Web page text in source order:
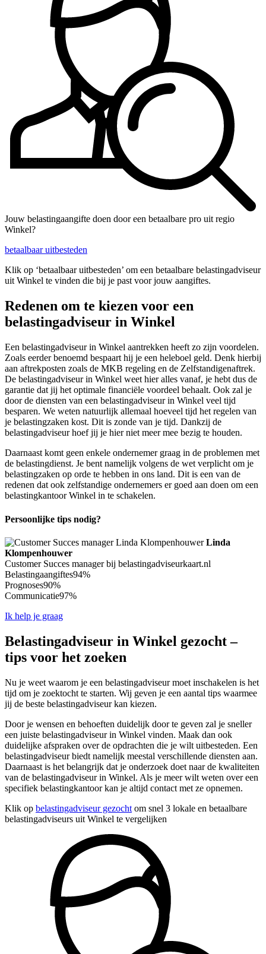
Jouw belastingaangifte doen door een betaalbare pro uit regio
Winkel?
betaalbaar uitbesteden
Klik op ‘betaalbaar uitbesteden’ om een betaalbare belastingadviseur
uit Winkel te vinden die bij je past voor jouw aangiftes.
Redenen om te kiezen voor een
belastingadviseur in Winkel
Een belastingadviseur in Winkel aantrekken heeft zo zijn voordelen.
Zoals eerder benoemd bespaart hij je een heleboel geld. Denk hierbij
aan aftrekposten zoals de MKB regeling en de Zelfstandigenaftrek.
De belastingadviseur in Winkel weet hier alles vanaf, je hebt dus de
garantie dat jij het optimale financiële voordeel behaalt. Ook zal je
door de diensten van een belastingadviseur in Winkel veel tijd
besparen. We weten natuurlijk allemaal hoeveel tijd het regelen van
je belastingzaken kost. Dit is zonde van je tijd. Dankzij de
belastingadviseur hoef jij je hier niet meer mee bezig te houden.
Daarnaast komt geen enkele ondernemer graag in de problemen met
de belastingdienst. Je bent namelijk volgens de wet verplicht om je
belastingzaken op orde te hebben in ons land. Dit is een van de
redenen dat ook zelfstandige ondernemers er goed aan doen om een
belastingkantoor Winkel in te schakelen.
Persoonlijke tips nodig?
Linda
Klompenhouwer
Customer Succes manager bij belastingadviseurkaart.nl
Belastingaangiftes94%
Prognoses90%
Communicatie97%
Ik help je graag
Belastingadviseur in Winkel gezocht –
tips voor het zoeken
Nu je weet waarom je een belastingadviseur moet inschakelen is het
tijd om je zoektocht te starten. Wij geven je een aantal tips waarmee
jij de beste belastingadviseur kan kiezen.
Door je wensen en behoeften duidelijk door te geven zal je sneller
een juiste belastingadviseur in Winkel vinden. Maak dan ook
duidelijke afspraken over de opdrachten die je wilt uitbesteden. Een
belastingadviseur biedt namelijk meestal verschillende diensten aan.
Daarnaast is het belangrijk dat je onderzoek doet naar de kwaliteiten
van de belastingadviseur in Winkel. Als je meer wilt weten over een
specifiek belastingkantoor kan je altijd contact met ze opnemen.
Klik op belastingadviseur gezocht om snel 3 lokale en betaalbare
belastingadviseurs uit Winkel te vergelijken